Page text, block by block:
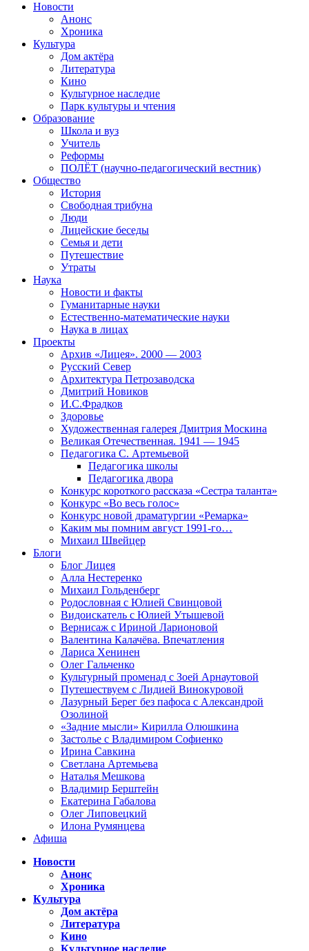
Новости
Анонс
Хроника
Культура
Дом актёра
Литература
Кино
Культурное наследие
Парк культуры и чтения
Образование
Школа и вуз
Учитель
Реформы
ПОЛЁТ (научно-педагогический вестник)
Общество
История
Свободная трибуна
Люди
Лицейские беседы
Семья и дети
Путешествие
Утраты
Наука
Новости и факты
Гуманитарные науки
Естественно-математические науки
Наука в лицах
Проекты
Архив «Лицея». 2000 — 2003
Русский Север
Архитектура Петрозаводска
Дмитрий Новиков
И.С.Фрадков
Здоровье
Художественная галерея Дмитрия Москина
Великая Отечественная. 1941 — 1945
Педагогика С. Артемьевой
Педагогика школы
Педагогика двора
Конкурс короткого рассказа «Сестра таланта»
Конкурс «Во весь голос»
Конкурс новой драматургии «Ремарка»
Каким мы помним август 1991-го…
Михаил Швейцер
Блоги
Блог Лицея
Алла Нестеренко
Михаил Гольденберг
Родословная с Юлией Свинцовой
Видоискатель с Юлией Утышевой
Вернисаж с Ириной Ларионовой
Валентина Калачёва. Впечатления
Лариса Хенинен
Олег Гальченко
Культурный променад с Зоей Арнаутовой
Путешествуем с Лидией Винокуровой
Лазурный Берег без пафоса с Александрой
Озолиной
«Задние мысли» Кирилла Олюшкина
Застолье с Владимиром Софиенко
Ирина Савкина
Светлана Артемьева
Наталья Мешкова
Владимир Берштейн
Екатерина Габалова
Олег Липовецкий
Илона Румянцева
Афиша
Новости
Анонс
Хроника
Культура
Дом актёра
Литература
Кино